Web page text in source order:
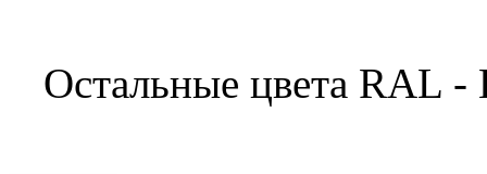
Остальные цвета